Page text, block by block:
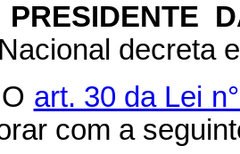
DA
decreta
art. 30 da Lei
com a